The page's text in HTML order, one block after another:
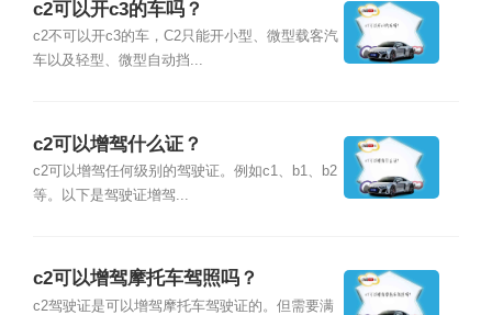
c2可以开c3的车吗？
c2不可以开c3的车，C2只能开小型、微型载客汽
车以及轻型、微型自动挡...
c2可以增驾什么证？
c2可以增驾任何级别的驾驶证。例如c1、b1、b2
等。以下是驾驶证增驾...
c2可以增驾摩托车驾照吗？
c2驾驶证是可以增驾摩托车驾驶证的。但需要满